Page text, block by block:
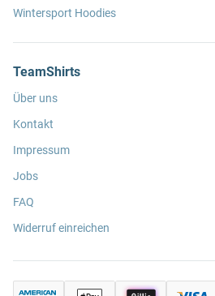
Wintersport Hoodies
TeamShirts
Über uns
Kontakt
Impressum
Jobs
FAQ
Widerruf einreichen